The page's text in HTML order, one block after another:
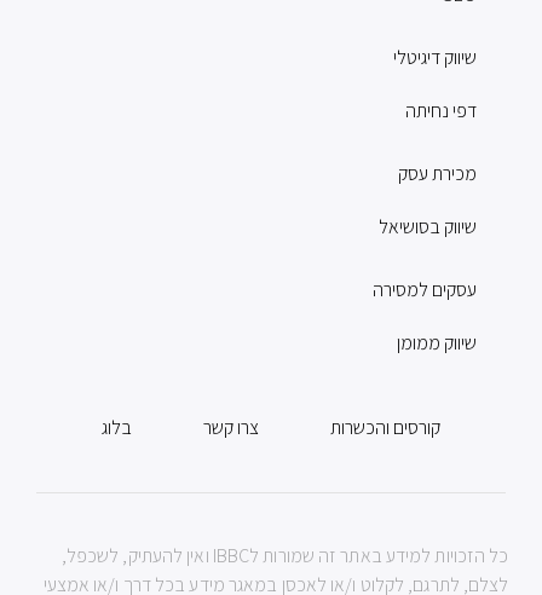
שיווק דיגיטלי
דפי נחיתה
מכירת עסק
שיווק בסושיאל
עסקים למסירה
שיווק ממומן
בלוג צרו קשר קורסים והכשרות
כל הזכויות למידע באתר זה שמורות לIBBC ואין להעתיק, לשכפל,
לצלם, לתרגם, לקלוט ו/או לאכסן במאגר מידע בכל דרך ו/או אמצעי